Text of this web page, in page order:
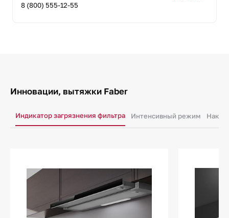
8 (800) 555-12-55
Инновации, вытяжки Faber
Индикатор загрязнения фильтра Интенсивный режим